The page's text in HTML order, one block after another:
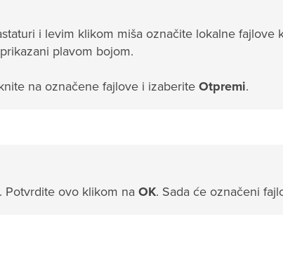
i levim klikom miša označite lokalne fajlove
plavom bojom.
na označene fajlove i izaberite Otpremi.
Potvrdite ovo klikom na OK. Sada će označeni